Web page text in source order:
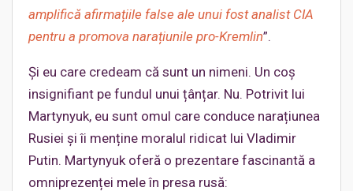
amplifică afirmațiile false ale unui fost analist CIA
pentru a promova narațiunile pro-Kremlin”.
Și eu care credeam că sunt un nimeni. Un coș
insignifiant pe fundul unui țânțar. Nu. Potrivit lui
Martynyuk, eu sunt omul care conduce narațiunea
Rusiei și îi menține moralul ridicat lui Vladimir
Putin. Martynyuk oferă o prezentare fascinantă a
omniprezenței mele în presa rusă: